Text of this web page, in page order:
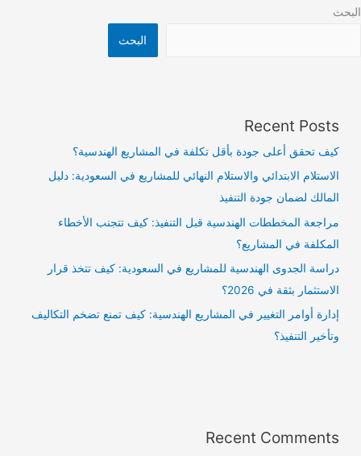
البحث
البحث
Recent Posts
كيف تحقق أعلى جودة بأقل تكلفة في المشاريع الهندسية؟
الاستلام الابتدائي والاستلام النهائي للمشاريع في السعودية: دليل
المالك لضمان جودة التنفيذ
مراجعة المخططات الهندسية قبل التنفيذ: كيف تتجنب الأخطاء
المكلفة في المشاريع؟
دراسة الجدوى الهندسية للمشاريع في السعودية: كيف تتخذ قرار
الاستثمار بثقة في 2026؟
إدارة أوامر التغيير في المشاريع الهندسية: كيف تمنع تضخم التكاليف
وتأخير التنفيذ؟
Recent Comments